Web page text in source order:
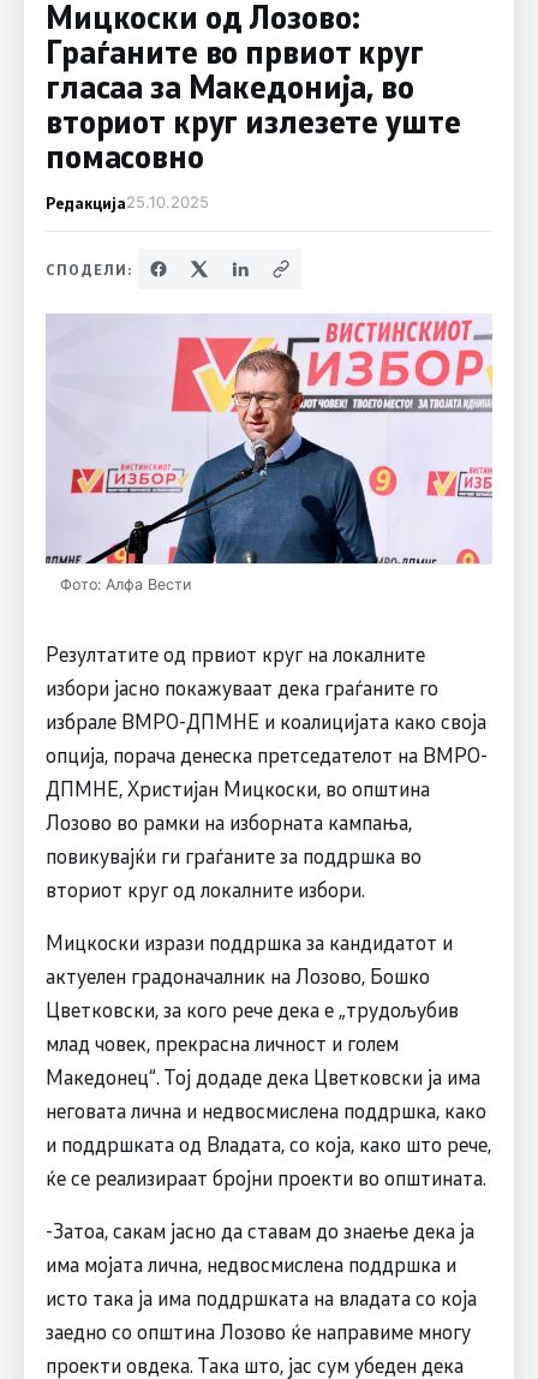
Мицкоски од Лозово:
Граѓаните во првиот круг
гласаа за Македонија, во
вториот круг излезете уште
помасовно
Редакција25.10.2025
СПОДЕЛИ:
Фото: Алфа Вести
Резултатите од првиот круг на локалните
избори јасно покажуваат дека граѓаните го
избрале ВМРО-ДПМНЕ и коалицијата како своја
опција, порача денеска претседателот на ВМРО-
ДПМНЕ, Христијан Мицкоски, во општина
Лозово во рамки на изборната кампања,
повикувајќи ги граѓаните за поддршка во
вториот круг од локалните избори.
Мицкоски изрази поддршка за кандидатот и
актуелен градоначалник на Лозово, Бошко
Цветковски, за кого рече дека е „трудољубив
млад човек, прекрасна личност и голем
Македонец“. Тој додаде дека Цветковски ја има
неговата лична и недвосмислена поддршка, како
и поддршката од Владата, со која, како што рече,
ќе се реализираат бројни проекти во општината.
-Затоа, сакам јасно да ставам до знаење дека ја
има мојата лична, недвосмислена поддршка и
исто така ја има поддршката на владата со која
заедно со општина Лозово ќе направиме многу
проекти овдека. Така што, јас сум убеден дека